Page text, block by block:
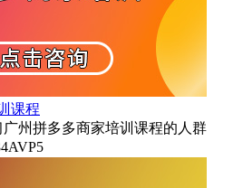
课程
州拼多多商家培训课程的人群